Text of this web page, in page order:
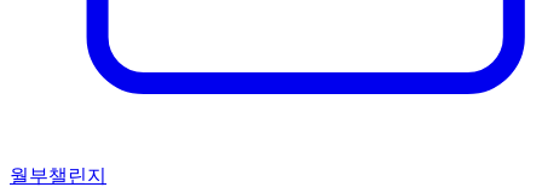
월부챌린지